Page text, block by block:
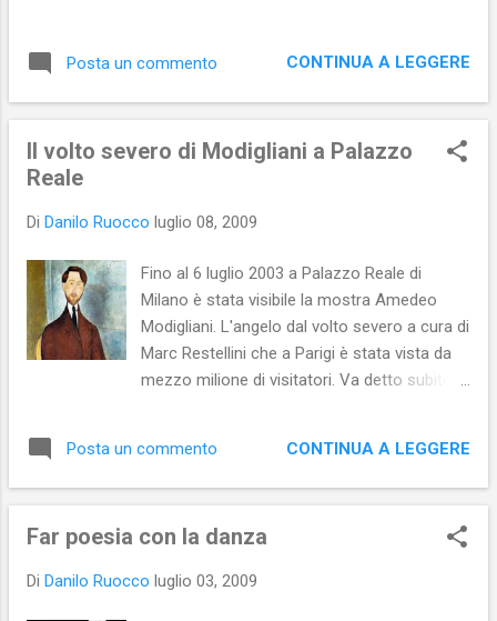
Beatrice, una trans e Nazim, un marocchino
non scevra da attrazione. Beatrice si offre di
insegnare a Nazim a leggere e Nazim
approfondiscono la propria conoscenza,
...
Posta un commento CONTINUA A LEGGERE
Il volto severo di Modigliani a Palazzo
Reale
Di Danilo Ruocco luglio 08, 2009
Fino al 6 luglio 2003 a Palazzo Reale di
Milano è stata visibile la mostra Amedeo
Modigliani. L'angelo dal volto severo a cura di
Marc Restellini che a Parigi è stata vista da
mezzo milione di visitatori. Va detto subito
novità espositive, tra cui l'aggiunta al nucleo
originario di altre opere di Modigliani e,
compagna dell'artista, la giovanissima
morta suicida a soli 22 anni la notte stessa
Posta un commento CONTINUA A LEGGERE
Far poesia con la danza
Di Danilo Ruocco luglio 03, 2009